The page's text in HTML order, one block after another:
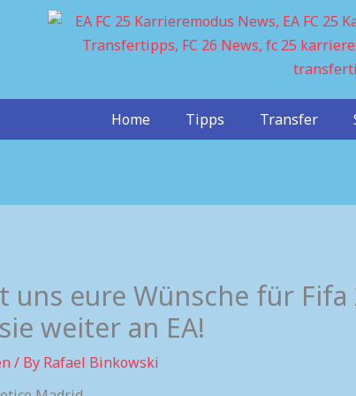
Home Tipps Transfer
uns eure Wünsche für Fifa
weiter an EA!
/ By Rafael Binkowski